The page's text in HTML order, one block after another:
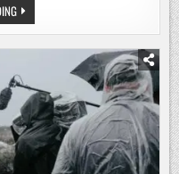
HEIDI
IST
ZURÜCK,
WO
BEGANN:
BEI
RTL!
MIT
DEM
„HEIDIFEST“
FEIERT
HEIDI